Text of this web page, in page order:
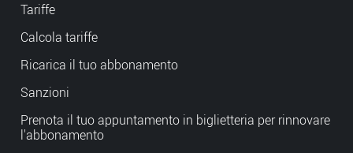
Tariffe
Calcola tariffe
Ricarica il tuo abbonamento
Sanzioni
Prenota il tuo appuntamento in biglietteria per rinnovare
l'abbonamento